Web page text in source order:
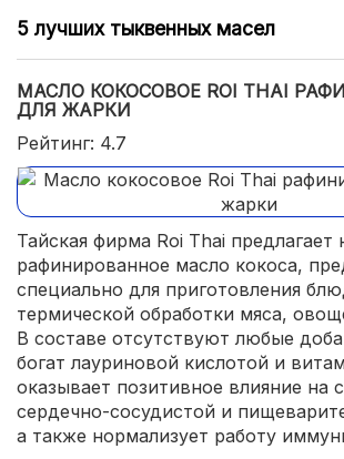
5 лучших тыквенных масел
МАСЛО КОКОСОВОЕ ROI THAI
ДЛЯ ЖАРКИ
Рейтинг: 4.7
Тайская фирма Roi Thai предлагает
рафинированное масло кокоса,
специально для приготовления
термической обработки мяса,
В составе отсутствуют любые
богат лауриновой кислотой и
оказывает позитивное влияние на
сердечно-сосудистой и
а также нормализует работу